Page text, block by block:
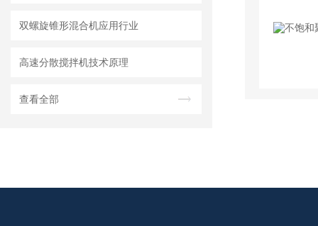
双螺旋锥形混合机应用行业
高速分散搅拌机技术原理
查看全部